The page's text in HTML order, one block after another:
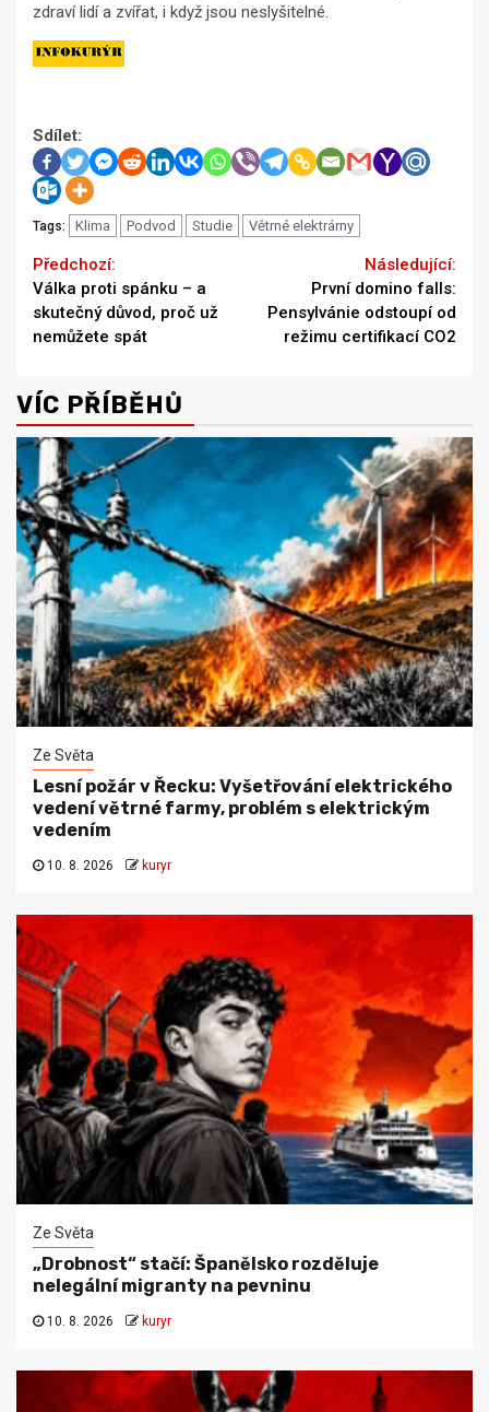
zdraví lidí a zvířat, i když jsou neslyšitelné.
Sdílet:
Tags: Klima Podvod Studie Větrné elektrárny
Continue
Reading
Válka proti spánku – a
skutečný důvod, proč už
nemůžete spát
První domino falls:
Pensylvánie odstoupí od
režimu certifikací CO2
VÍC PŘÍBĚHŮ
Ze Světa
Lesní požár v Řecku: Vyšetřování elektrického
vedení větrné farmy, problém s elektrickým
vedením
10. 8. 2026 kuryr
Ze Světa
„Drobnost“ stačí: Španělsko rozděluje
nelegální migranty na pevninu
10. 8. 2026 kuryr